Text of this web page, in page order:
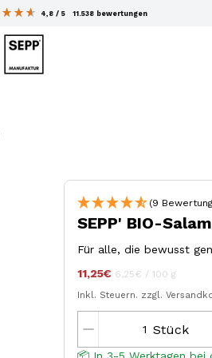
4,8/ 5 11.538 bewertungen
(9
SEPP' BIO-
Für alle, die bewusst
11,25€ Stückpreis
6,25€ /
pro 100 g
jeder
Inkl. Steuern. zzgl.
Stück